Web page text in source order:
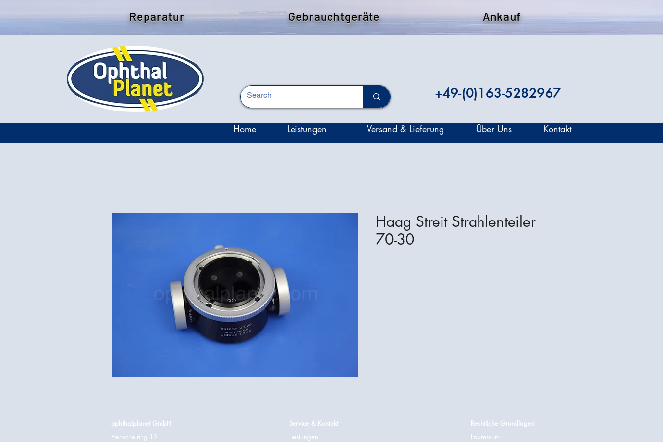
Reparatur Gebrauchtgeräte Ankauf
+49-(0)163-5282967
Home Leistungen Versand & Lieferung Über Uns Kontakt
Haag Streit Strahlenteiler
70-30
ophthalplanet GmbH
Henschelring 13
Service & Kontakt
Leistungen
Rechtliche Grundlagen
Impressum